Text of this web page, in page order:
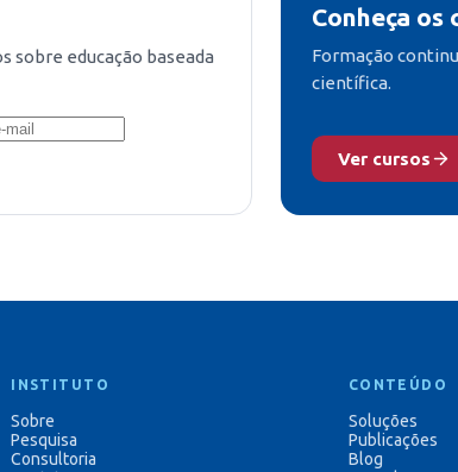
sobre educação baseada
Conheça os
Formação
científica.
Ver cursos
INSTITUTO
Sobre
Pesquisa
Consultoria
CONTEÚDO
Soluções
Publicações
Blog